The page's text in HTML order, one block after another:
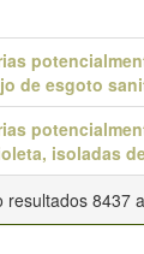
de esgoto
isoladas
resultados 8437